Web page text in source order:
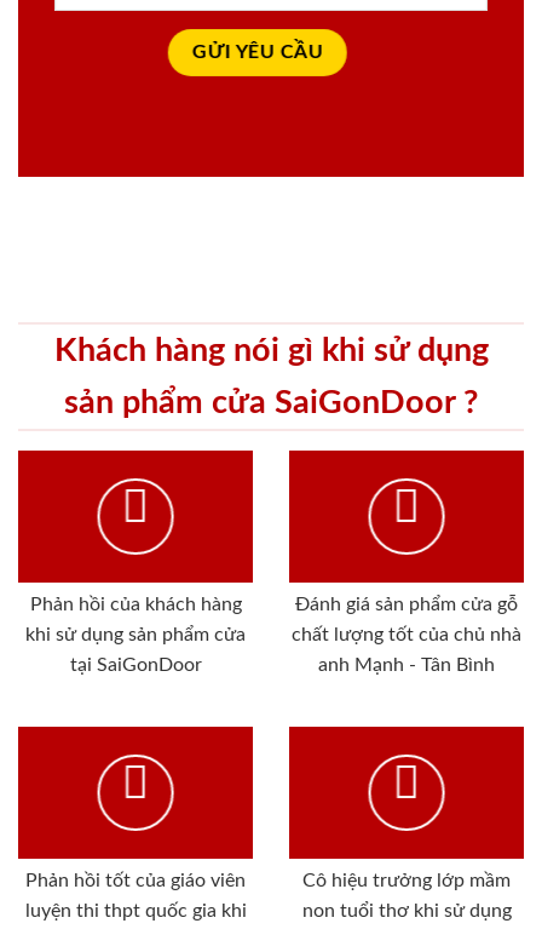
Khách hàng nói gì khi sử dụng
sản phẩm cửa SaiGonDoor ?
Phản hồi của khách hàng
khi sử dụng sản phẩm cửa
tại SaiGonDoor
Đánh giá sản phẩm cửa gỗ
chất lượng tốt của chủ nhà
anh Mạnh - Tân Bình
Phản hồi tốt của giáo viên
luyện thi thpt quốc gia khi
Cô hiệu trưởng lớp mầm
non tuổi thơ khi sử dụng